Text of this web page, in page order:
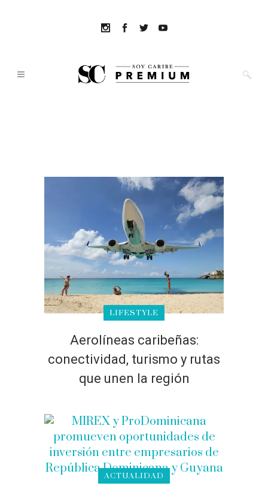
LIFESTYLE
Aerolíneas caribeñas:
conectividad, turismo y rutas
que unen la región
ACTUALIDAD